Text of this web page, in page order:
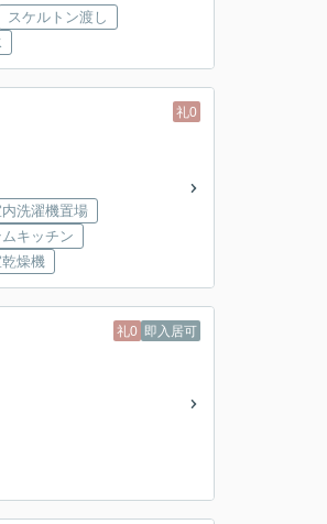
スケルトン渡し
礼0
洗濯機置場
キッチン
燥機
礼0 即入居可